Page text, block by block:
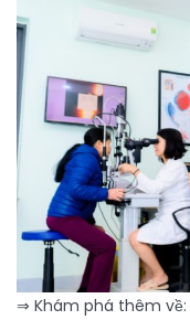
⇒ Khám phá thêm về: